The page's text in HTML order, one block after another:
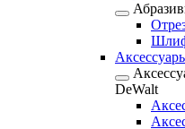
DeWalt